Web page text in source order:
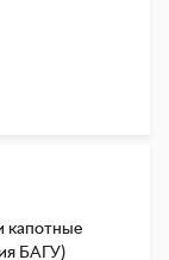
капотные
БАГУ)